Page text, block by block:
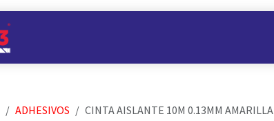
ADHESIVOS CINTA AISLANTE 10M 0.13MM AMARILLA